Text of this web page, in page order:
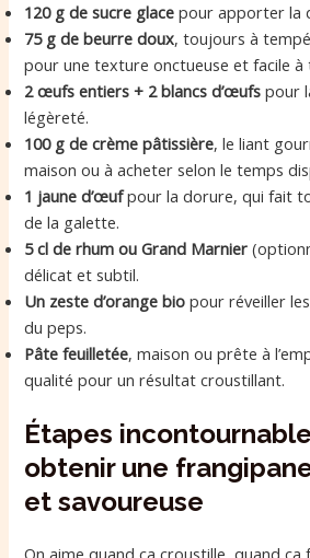
120 g de sucre glace pour apporter la
75 g de beurre doux, toujours à
pour une texture onctueuse et facile à
2 œufs entiers + 2 blancs d’œufs pour
légèreté.
100 g de crème pâtissière, le liant
maison ou à acheter selon le temps
1 jaune d’œufpour la dorure, qui fait
de la galette.
5 cl de rhum ou Grand Marnier
délicat et subtil.
Un zeste d’orange bio pour réveiller
du peps.
Pâte feuilletée, maison ou prête à
qualité pour un résultat croustillant.
Étapes
obtenir une
et savoureuse
On aime quand ça croustille, quand ça